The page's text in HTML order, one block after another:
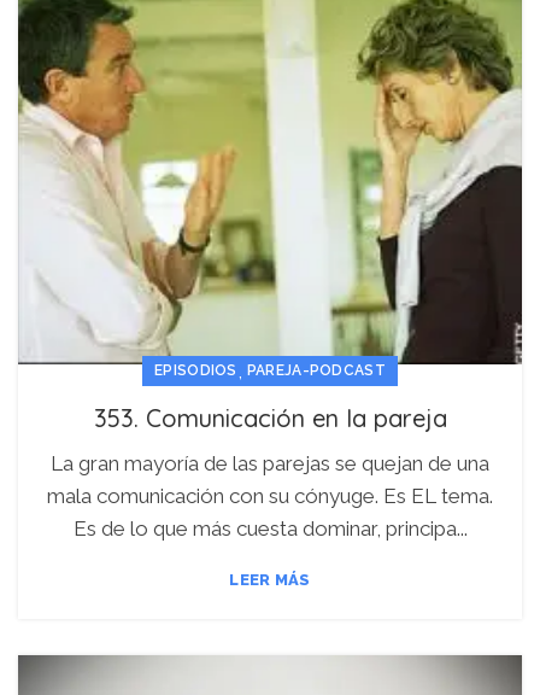
EPISODIOS , PAREJA-PODCAST
353. Comunicación en la pareja
La gran mayoría de las parejas se quejan de una
mala comunicación con su cónyuge. Es EL tema.
Es de lo que más cuesta dominar, principa...
LEER MÁS